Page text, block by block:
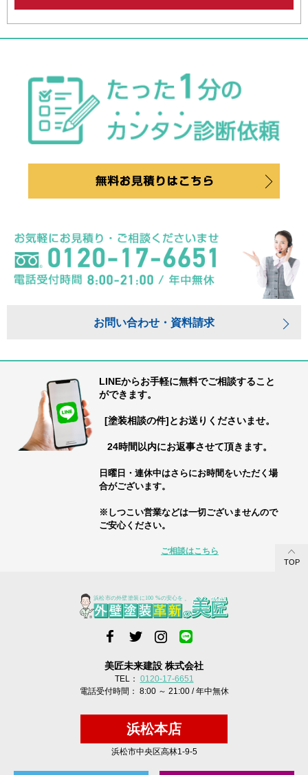
お問い合わせ・資料請求
LINEからお手軽に無料でご相談すること
ができます。
[塗装相談の件]とお送りくださいませ。
24時間以内にお返事させて頂きます。
日曜日・連休中はさらにお時間をいただく場
合がございます。
※しつこい営業などは一切ございませんので
ご安心ください。
ご相談はこちら
TOP
美匠未来建設 株式会社
TEL： 0120-17-6651
電話受付時間： 8:00 ～ 21:00 / 年中無休
浜松本店
浜松市中央区高林1-9-5